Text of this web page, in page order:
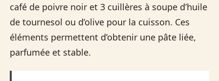
café de poivre noir et 3 cuillères à soupe d’huile
de tournesol ou d’olive pour la cuisson. Ces
éléments permettent d’obtenir une pâte liée,
parfumée et stable.